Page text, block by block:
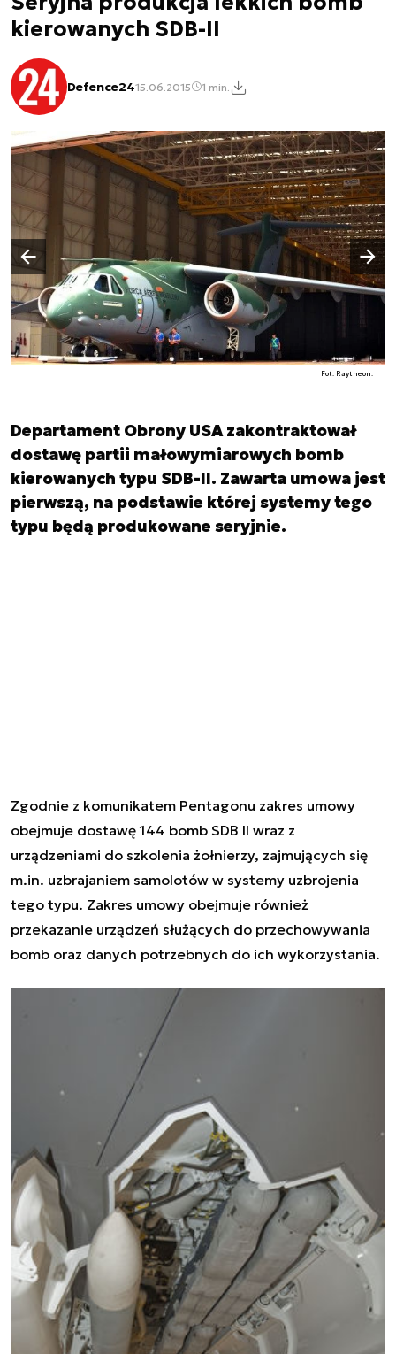
kierowanych SDB-II
Defence2415.06.2015 1 min.
Fot. Raytheon.
Poprzedni slajd
Następny slajd
Departament Obrony USA zakontraktował
dostawę partii małowymiarowych bomb
kierowanych typu SDB-II. Zawarta umowa jest
pierwszą, na podstawie której systemy tego
typu będą produkowane seryjnie.
Zgodnie z komunikatem Pentagonu zakres umowy
obejmuje dostawę 144 bomb SDB II wraz z
urządzeniami do szkolenia żołnierzy, zajmujących się
m.in. uzbrajaniem samolotów w systemy uzbrojenia
tego typu. Zakres umowy obejmuje również
przekazanie urządzeń służących do przechowywania
bomb oraz danych potrzebnych do ich wykorzystania.